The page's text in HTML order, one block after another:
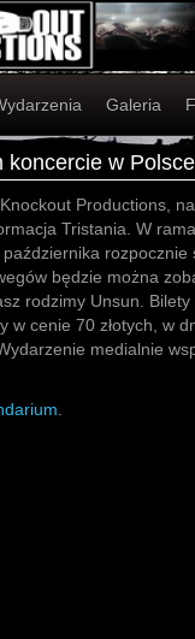
Galeria
koncercie w Polsce
Productions,
Tristania. W
rozpocznie
będzie można
rodzimy Unsun. Bilety
w cenie 70 złotych, w
medialnie